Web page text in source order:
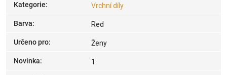
Kategorie: Vrchní díly
Barva: Red
Určeno pro: Ženy
Novinka: 1